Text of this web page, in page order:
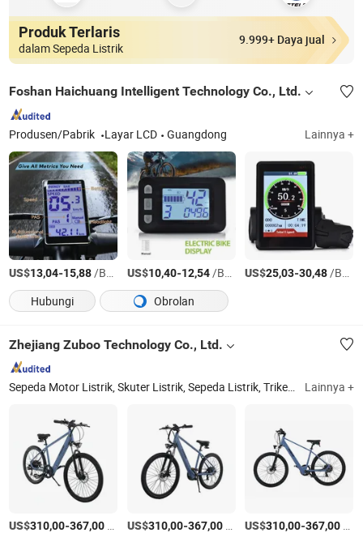
Produk Terlaris
dalam Sepeda Listrik
9.999+ Daya jual
Foshan Haichuang Intelligent Technology Co., Ltd.
Produsen/Pabrik Layar LCD Guangdong Lainnya +
US$13,04-15,88/Bagian US$10,40-12,54/Bagian US$25,03-30,48/Bagian
Hubungi
Obrolan
Zhejiang Zuboo Technology Co., Ltd.
Sepeda Motor Listrik, Skuter Listrik, Sepeda Listrik, Trike Listrik, Skuter Mobilitas Listrik, Sepeda Motor, Sepeda Motor Listrik, Sepeda Listrik, Moped Listrik, E Skuter Lainnya +
US$310,00-367,00 US$310,00-367,00/Bagian US$310,00-367,00